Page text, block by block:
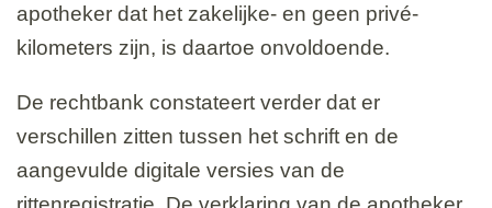
apotheker dat het zakelijke- en geen privé-
kilometers zijn, is daartoe onvoldoende.
De rechtbank constateert verder dat er
verschillen zitten tussen het schrift en de
aangevulde digitale versies van de